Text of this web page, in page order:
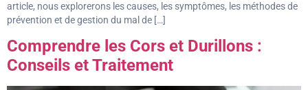
article, nous explorerons les causes, les symptômes, les méthodes de
prévention et de gestion du mal de […]
Comprendre les Cors et Durillons :
Conseils et Traitement